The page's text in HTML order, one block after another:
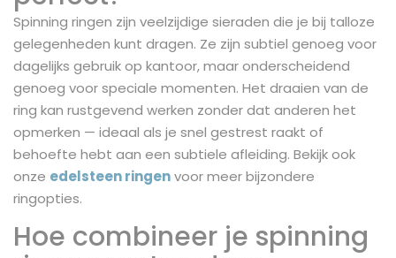
Spinning ringen zijn veelzijdige sieraden die je bij talloze
gelegenheden kunt dragen. Ze zijn subtiel genoeg voor
dagelijks gebruik op kantoor, maar onderscheidend
genoeg voor speciale momenten. Het draaien van de
ring kan rustgevend werken zonder dat anderen het
opmerken — ideaal als je snel gestrest raakt of
behoefte hebt aan een subtiele afleiding. Bekijk ook
onze edelsteen ringenvoor meer bijzondere
ringopties.
Hoe combineer je spinning